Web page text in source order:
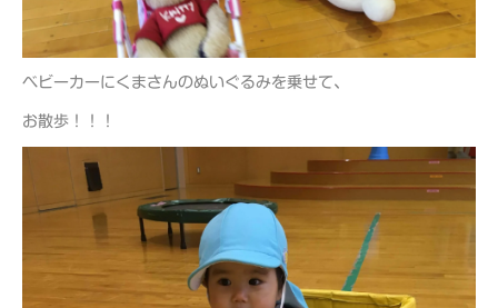
ベビーカーにくまさんのぬいぐるみを乗せて、
お散歩！！！